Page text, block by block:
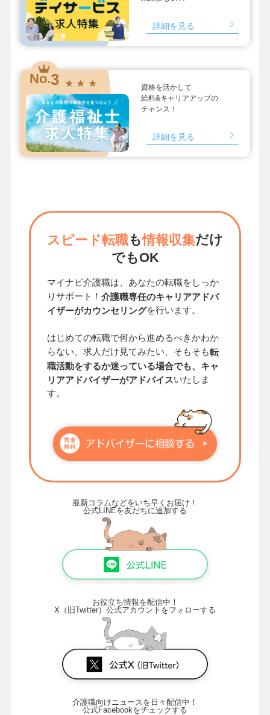
詳細を見る
No.3 ★ ★ ★
資格を活かして
給料&キャリアアップの
チャンス！
詳細を見る
スピード転職も情報収集だけ
でもOK
マイナビ介護職は、あなたの転職をしっか
りサポート！ 介護職専任のキャリアアドバ
イザーがカウンセリングを行います。
はじめての転職で何から進めるべきかわか
らない、求人だけ見てみたい、そもそも転
職活動をするか迷っている場合でも、キャ
リアアドバイザーがアドバイスいたしま
す。
最新コラムなどをいち早くお届け！
公式LINEを友だちに追加する
お役立ち情報を配信中！
X（旧Twitter）公式アカウントをフォローする
介護職向けニュースを日々配信中！
公式Facebookをチェックする